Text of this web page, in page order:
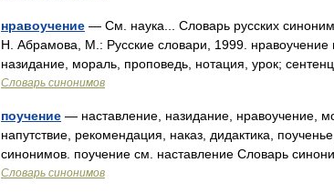
нравоучение — См. наука... Словарь русских
Н. Абрамова, М.: Русские словари, 1999. нравоучение
назидание, мораль, проповедь, нотация, урок;
Словарь синонимов
поучение — наставление, назидание, нравоучение,
напутствие, рекомендация, наказ, дидактика,
синонимов. поучение см. наставление Словарь
Словарь синонимов